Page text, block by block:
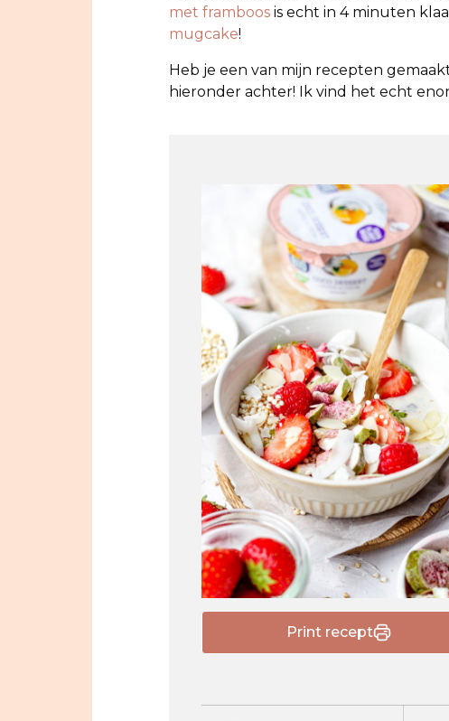
met framboos is echt in 4 minuten
mugcake!
Heb je een van mijn recepten
hieronder achter! Ik vind het echt
Print recept